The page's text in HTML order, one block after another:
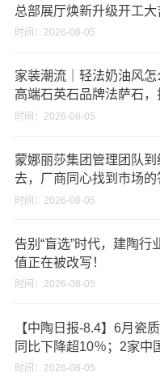
总部展厅焕新升级开工大
时间：2026-08-05
家装潮流｜轻法奶油风怎
高端石英石品牌法萨石，
感橱柜台面
时间：2026-08-05
蒙娜丽莎集团管理团队到
去，厂商同心找到市场的
时间：2026-08-05
告别“盲选”时代，建陶行
值正在被改写！
时间：2026-08-05
【中陶日报-8.4】6月瓷
同比下降超10％；2家中
相马来西亚ARCHIDEX
时间：2026-08-05